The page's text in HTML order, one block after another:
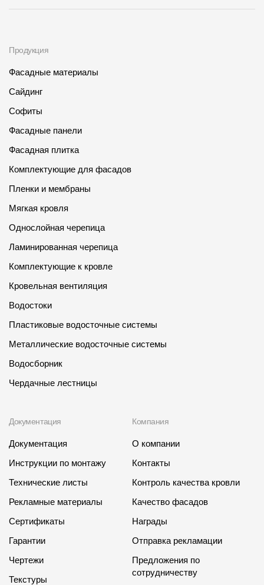
Продукция
Фасадные материалы
Сайдинг
Софиты
Фасадные панели
Фасадная плитка
Комплектующие для фасадов
Пленки и мембраны
Мягкая кровля
Однослойная черепица
Ламинированная черепица
Комплектующие к кровле
Кровельная вентиляция
Водостоки
Пластиковые водосточные системы
Металлические водосточные системы
Водосборник
Чердачные лестницы
Документация
Документация
Инструкции по монтажу
Технические листы
Рекламные материалы
Сертификаты
Гарантии
Чертежи
Текстуры
Компания
О компании
Контакты
Контроль качества кровли
Качество фасадов
Награды
Отправка рекламации
Предложения по
сотрудничеству